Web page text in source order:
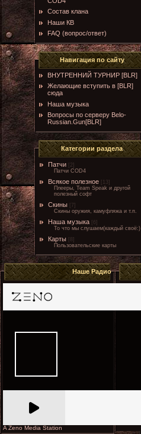
Состав клана
Наши КВ
FAQ (вопрос/ответ)
Навигация по сайту
ВНУТРЕННИЙ ТУРНИР [BLR]
Желающие вступить в [BLR]
сюда
Наша музыка
Вопросы по серверу Belo-
Russian.Gun[BLR]
Категории раздела
Патчи
[2]
Патчи COD4
Всякое полезное
[13]
Плееры, Team Speak и другой
полезный софт
Скины
[7]
Скины оружия, камуфляжа и т.п.
Наша музыка
[6]
То что мы слушаем(каждый своё:)
Карты
[8]
Пользовательские карты
Наше Радио
A Zeno Media Station